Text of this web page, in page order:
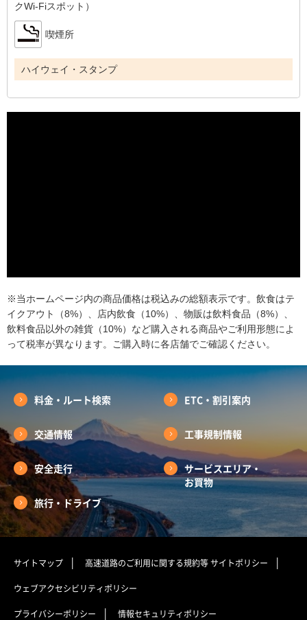
クWi-Fiスポット）
喫煙所
ハイウェイ・スタンプ
※当ホームページ内の商品価格は税込みの総額表示です。飲食はテ
イクアウト（8%）、店内飲食（10%）、物販は飲料食品（8%）、
飲料食品以外の雑貨（10%）など購入される商品やご利用形態によ
って税率が異なります。ご購入時に各店舗でご確認ください。
料金・ルート検索 ETC・割引案内
交通情報 工事規制情報
安全走行
サービスエリア・
お買物
旅行・ドライブ
サイトマップ 高速道路のご利用に関する規約等サイトポリシー
ウェブアクセシビリティポリシー
プライバシーポリシー 情報セキュリティポリシー